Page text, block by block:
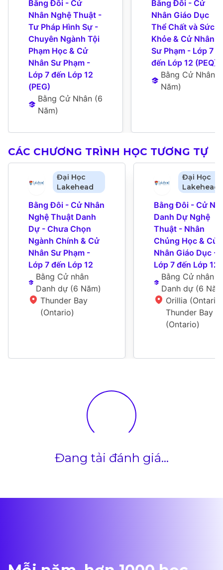
Bằng Đôi - Cử
Nhân Nghệ Thuật -
Tư Pháp Hình Sự -
Chuyên Ngành Tội
Phạm Học & Cử
Nhân Sư Phạm -
Lớp 7 đến Lớp 12
(PEG)
Bằng Cử Nhân (6
Năm)
Bằng Đôi - Cử
Nhân Giáo Dục
Thể Chất và Sức
Khỏe & Cử Nhân
Sư Phạm - Lớp 7
đến Lớp 12 (PEQ)
Bằng Cử Nhân
Năm)
CÁC CHƯƠNG TRÌNH HỌC TƯƠNG TỰ
Đại Học
Lakehead
Bằng Đôi - Cử Nhân
Nghệ Thuật Danh
Dự - Chưa Chọn
Ngành Chính & Cử
Nhân Sư Phạm -
Lớp 7 đến Lớp 12
Bằng Cử nhân
Danh dự (6 Năm)
Thunder Bay
(Ontario)
Đại Học
Lakehead
Bằng Đôi - Cử
Danh Dự Nghệ
Thuật - Nhân
Chủng Học & Cử
Nhân Giáo Dục -
Lớp 7 đến Lớp 12
Bằng Cử nhân
Danh dự (6
Orillia
Thunder Bay
(Ontario)
Đang tải đánh giá...